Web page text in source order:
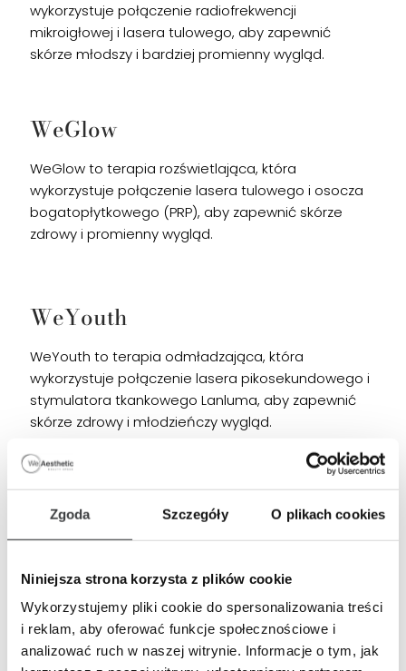
Zgoda Szczegóły O plikach cookies
Niniejsza strona korzysta z plików cookie
Wykorzystujemy pliki cookie do spersonalizowania treści
i reklam, aby oferować funkcje społecznościowe i
analizować ruch w naszej witrynie. Informacje o tym, jak
wykorzystuje połączenie radiofrekwencji
mikroigłowej i lasera tulowego, aby zapewnić
skórze młodszy i bardziej promienny wygląd.
WeGlow
WeGlow to terapia rozświetlająca, która
wykorzystuje połączenie lasera tulowego i osocza
bogatopłytkowego (PRP), aby zapewnić skórze
zdrowy i promienny wygląd.
WeYouth
WeYouth to terapia odmładzająca, która
wykorzystuje połączenie lasera pikosekundowego i
stymulatora tkankowego Lanluma, aby zapewnić
skórze zdrowy i młodzieńczy wygląd.
WeRecover
WeRecover łączy działanie lasera naczyniowego,
z medyczną terapią światłem LED, która przyspiesza
gojenie się skóry.